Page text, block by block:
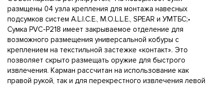
размщены 04 узла крепления для монтажа навесных
подсумков систем A.L.I.C.E., M.O.L.L.E., SPEAR и УМТБС;•
Сумка PVC-P218 имеет закрываемое отделение для
возможного размещения универсальной кобуры с
креплением на текстильной застежке «контакт». Это
позволяет скрыто размещать оружие для быстрого
извлечения. Карман рассчитан на использование как
правой рукой, так и для перекрестного извлечения левой